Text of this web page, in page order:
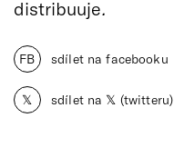
distribuuje.
FB sdílet na facebooku
𝕏 sdílet na 𝕏 (twitteru)